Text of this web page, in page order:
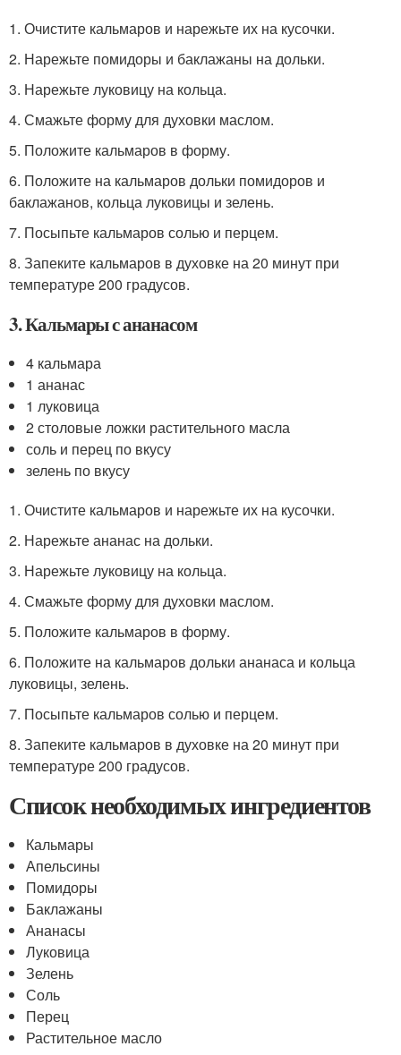
1. Очистите кальмаров и нарежьте их на кусочки.
2. Нарежьте помидоры и баклажаны на дольки.
3. Нарежьте луковицу на кольца.
4. Смажьте форму для духовки маслом.
5. Положите кальмаров в форму.
6. Положите на кальмаров дольки помидоров и
баклажанов, кольца луковицы и зелень.
7. Посыпьте кальмаров солью и перцем.
8. Запеките кальмаров в духовке на 20 минут при
температуре 200 градусов.
3. Кальмары с ананасом
4 кальмара
1 ананас
1 луковица
2 столовые ложки растительного масла
соль и перец по вкусу
зелень по вкусу
1. Очистите кальмаров и нарежьте их на кусочки.
2. Нарежьте ананас на дольки.
3. Нарежьте луковицу на кольца.
4. Смажьте форму для духовки маслом.
5. Положите кальмаров в форму.
6. Положите на кальмаров дольки ананаса и кольца
луковицы, зелень.
7. Посыпьте кальмаров солью и перцем.
8. Запеките кальмаров в духовке на 20 минут при
температуре 200 градусов.
Список необходимых ингредиентов
Кальмары
Апельсины
Помидоры
Баклажаны
Ананасы
Луковица
Зелень
Соль
Перец
Растительное масло